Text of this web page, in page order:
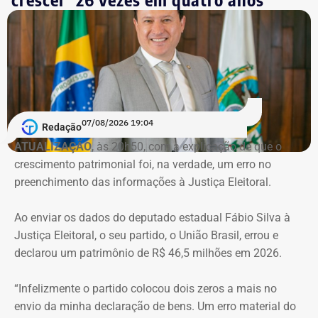
esquema de desvios de recursos públicos durante a
pandemia de Covid-19. Conforme a denúncia do MP, uma
empresa ligada ao empresário teria sido utilizada em
movimentações financeiras investigadas no caso.
Declaração de bens do deputado Rafael Nobre em 2022 — Foto:
Reprodução/Divulgacand
Imóvel de Eduardo Bolsonaro será leiloado por um valor 36% menor ao que
O apartamento que vai à leilão fica na Avenida Pasteu e
tem cerca de 101 metros quadrados. O imóvel se
Baía de Guanabara.
Redação07/08/2026 19:04
ATUALIZAÇÃO, às 20h50, com a explicação de que o
crescimento patrimonial foi, na verdade, um erro no
preenchimento das informações à Justiça Eleitoral.
Ao enviar os dados do deputado estadual Fábio Silva à
Justiça Eleitoral, o seu partido, o União Brasil, errou e
declarou um patrimônio de R$ 46,5 milhões em 2026.
“Infelizmente o partido colocou dois zeros a mais no
envio da minha declaração de bens. Um erro material do